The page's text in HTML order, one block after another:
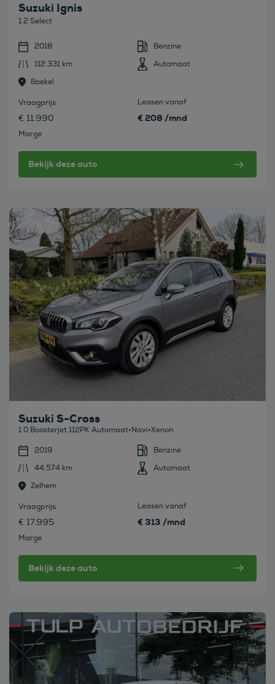
Suzuki Ignis
1.2 Select
2018
Benzine
112.331 km
Automaat
Boekel
Vraagprijs
€ 11.990
Marge
Leasen vanaf
€ 208 /mnd
Bekijk deze auto
Bekijk deze auto
Suzuki S-Cross
1.0 Boosterjet 112PK Automaat•Navi•Xenon
2019
Benzine
44.574 km
Automaat
Zelhem
Vraagprijs
€ 17.995
Marge
Leasen vanaf
€ 313 /mnd
Bekijk deze auto
Bekijk deze auto